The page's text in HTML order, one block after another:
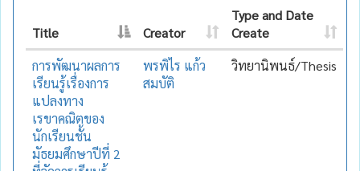
Title Creator
Type and Date
Create
การพัฒนาผลการ
เรียนรู้เรื่องการ
แปลงทาง
เรขาคณิตของ
นักเรียนชั้น
มัธยมศึกษาปีที่ 2
พรพิไร แก้ว
สมบัติ
วิทยานิพนธ์/Thesis